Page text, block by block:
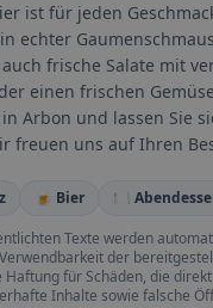
ist für jeden
echter
frische Salate mit
einen frischen
Arbon und lassen Sie
freuen uns auf Ihren
🍺 Bier 🍽️
Texte werden
der
für Schäden, die
Inhalte sowie falsche